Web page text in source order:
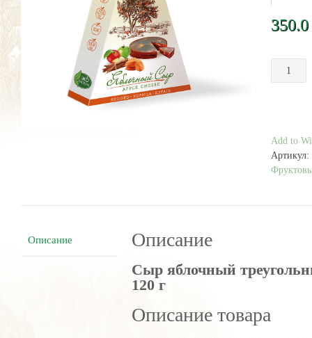
350.0
товара
с
корицей
и
Add to
Артикул:
Описание Описание
Сыр яблочный
120 г
Описание товара